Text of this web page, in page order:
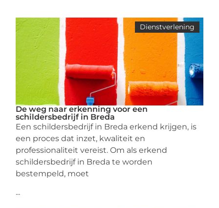
Dienstverlening
De weg naar erkenning voor een
schildersbedrijf in Breda
Een schildersbedrijf in Breda erkend krijgen, is
een proces dat inzet, kwaliteit en
professionaliteit vereist. Om als erkend
schildersbedrijf in Breda te worden
bestempeld, moet
...